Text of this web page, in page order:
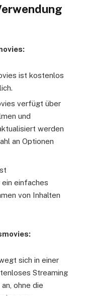
ist kostenlos
verfügt über
und
werden
an Optionen
einfaches
von Inhalten
sich in einer
Streaming
ohne die